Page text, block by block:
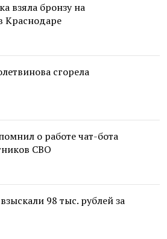
взяла бронзу на
Краснодаре
сгорела
о работе чат-бота
СВО
98 тыс. рублей за